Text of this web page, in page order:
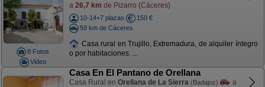
8 Fotos
Video
a 26,7 km de Pizarro (Cáceres)
10-14+7 plazas
150 €
59 km de Cáceres
Casa rural en Trujillo, Extremadura, de alquiler íntegro
o por habitaciones. ...
Casa En El Pantano de Orellana
Casa Rural en Orellana de La Sierra (Badajoz)
a